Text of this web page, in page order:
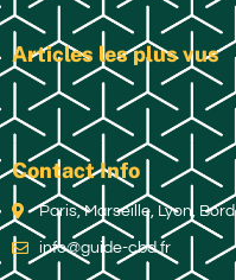
Articles les plus vus
Contact Info
Paris, Marseille, Lyon,
info@guide-cbd.fr